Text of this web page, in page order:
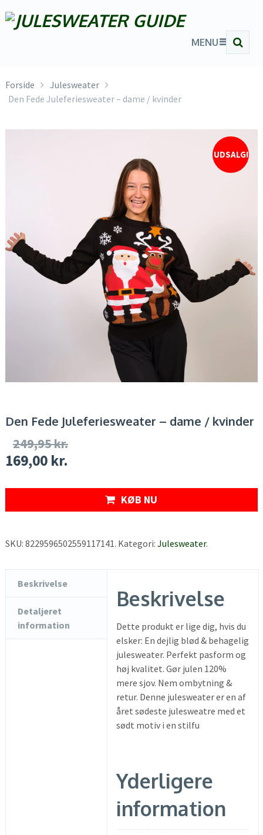
MENU
Forside
Julesweater
Den Fede Juleferiesweater – dame / kvinder
UDSALG!
Den Fede Juleferiesweater – dame / kvinder
249,95kr.
169,00 kr.
KØB NU
SKU: 8229596502559117141. Kategori: Julesweater.
Beskrivelse
Detaljeret
information
Beskrivelse
Dette produkt er lige dig, hvis du
elsker: En dejlig blød & behagelig
julesweater. Perfekt pasform og
høj kvalitet. Gør julen 120%
mere sjov. Nem ombytning &
retur. Denne julesweater er en af
året sødeste julesweatre med et
sødt motiv i en stilfu
Yderligere
information